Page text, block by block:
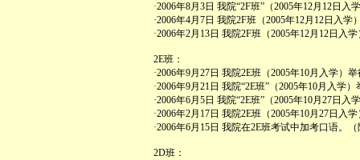
·2006年8月3日 我院“2F班”（2005年12月12日
·2006年4月7日 我院2F班（2005年12月12日入
·2006年2月13日 我院2F班（2005年12月12日入
2E班：
·2006年9月27日 我院2E班（2005年10月入学）
·2006年9月21日 我院“2E班”（2005年10月入学
·2006年6月5日 我院“2E班”（2005年10月27日
·2006年2月17日 我院2E班（2005年10月27日入
·2006年6月15日 我院在2E班考试中加考口语。（
2D班：